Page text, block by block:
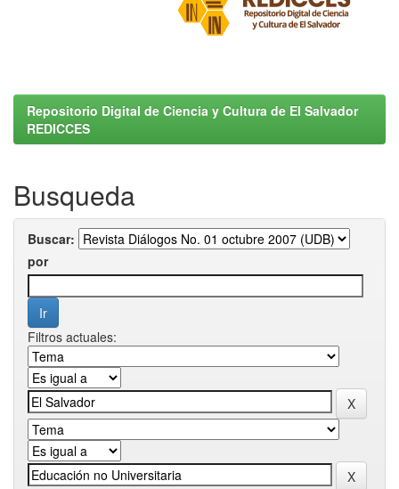
Repositorio Digital de Ciencia y Cultura de El Salvador
REDICCES
Busqueda
Buscar:
por
Filtros actuales: